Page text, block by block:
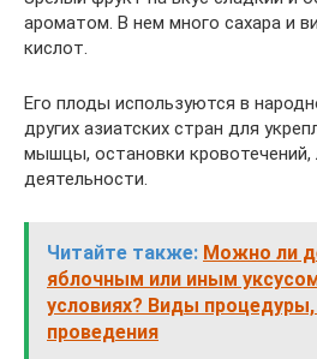
ароматом. В нем много сахара и
кислот.
Его плоды используются в
других азиатских стран для
мышцы, остановки кровотечений,
деятельности.
Читайте также: Можно ли
яблочным или иным
условиях? Виды
проведения